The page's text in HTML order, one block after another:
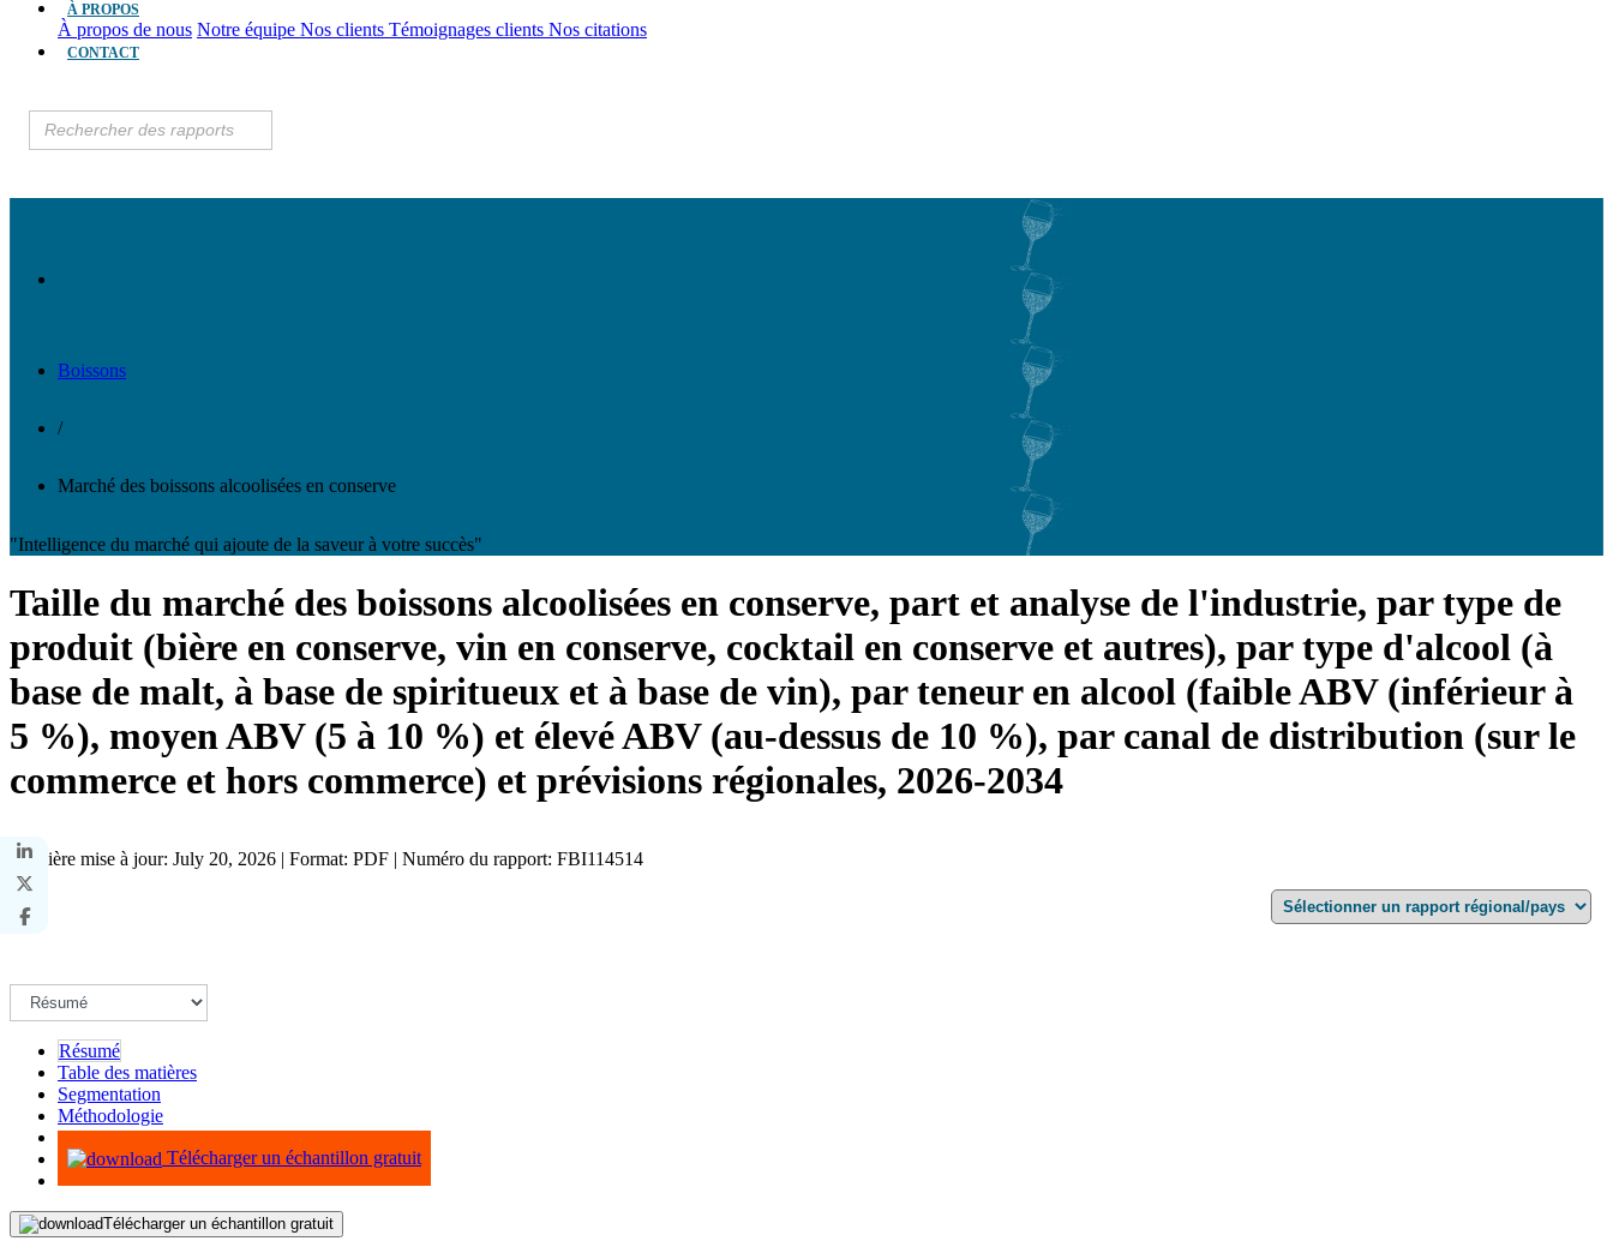
À PROPOS
À propos de nous Notre équipe Nos clients Témoignages clients Nos citations
CONTACT
Boissons
/
Marché des boissons alcoolisées en conserve
"Intelligence du marché qui ajoute de la saveur à votre succès"
Taille du marché des boissons alcoolisées en conserve, part et analyse de l'industrie, par type de
produit (bière en conserve, vin en conserve, cocktail en conserve et autres), par type d'alcool (à
base de malt, à base de spiritueux et à base de vin), par teneur en alcool (faible ABV (inférieur à
5 %), moyen ABV (5 à 10 %) et élevé ABV (au-dessus de 10 %), par canal de distribution (sur le
commerce et hors commerce) et prévisions régionales, 2026-2034
Dernière mise à jour: July 20, 2026 | Format: PDF | Numéro du rapport: FBI114514
Résumé
Table des matières
Segmentation
Méthodologie
Infographie
Télécharger un échantillon gratuit
Télécharger un échantillon gratuit